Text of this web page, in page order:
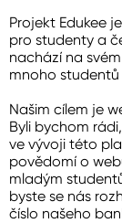
Projekt Edukee
pro studenty a
nachází na
mnoho studentů
Našim cílem je
Byli bychom
ve vývoji této
povědomí o
mladým
byste se nás
číslo našeho